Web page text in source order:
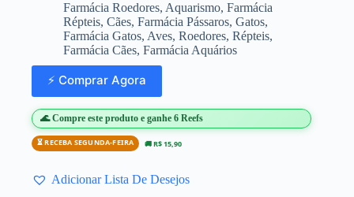
Farmácia Roedores, Aquarismo, Farmácia
Répteis, Cães, Farmácia Pássaros, Gatos,
Farmácia Gatos, Aves, Roedores, Répteis,
Farmácia Cães, Farmácia Aquários
⚡ Comprar Agora
🌊 Compre este produto e ganhe 6 Reefs
⏳ RECEBA SEGUNDA-FEIRA 🚚 R$ 15,90
Adicionar Lista De Desejos